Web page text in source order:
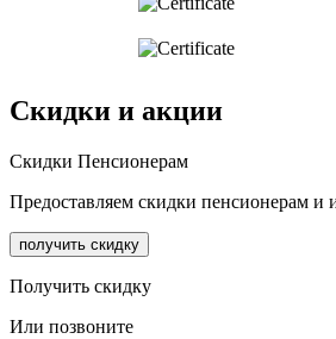
Скидки и акции
Cкидки Пенсионерам
Предоставляем скидки пенсионерам и
получить скидку
Получить скидку
Или позвоните